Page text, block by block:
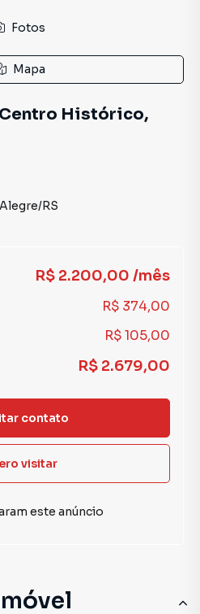
Fotos
Mapa
Histórico,
/RS
R$ 2.200,00 /mês
R$ 374,00
R$ 105,00
R$ 2.679,00
contato
visitar
este anúncio